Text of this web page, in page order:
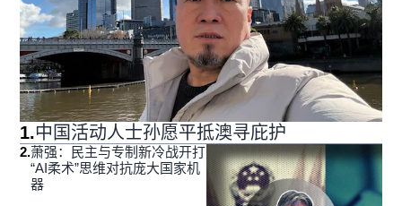
1.中国活动人士孙愿平抵澳寻庇护
2.萧强：民主与专制新冷战开打
“AI柔术”思维对抗庞大国家机
器